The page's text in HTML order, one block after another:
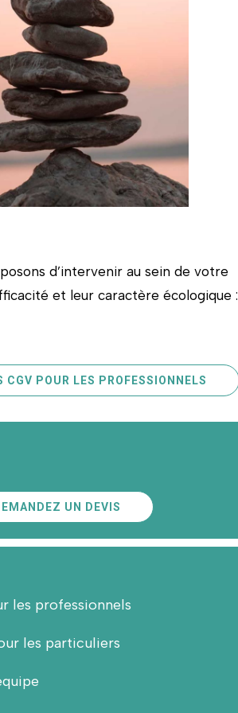
d’intervenir au sein de votre
et leur caractère écologique :
CGV POUR LES PROFESSIONNELS
UN DEVIS
les professionnels
les particuliers